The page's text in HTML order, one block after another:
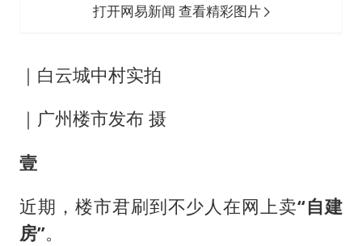
打开网易新闻 查看精彩图片
｜白云城中村实拍
｜广州楼市发布 摄
壹
近期，楼市君刷到不少人在网上卖“自建
房”。